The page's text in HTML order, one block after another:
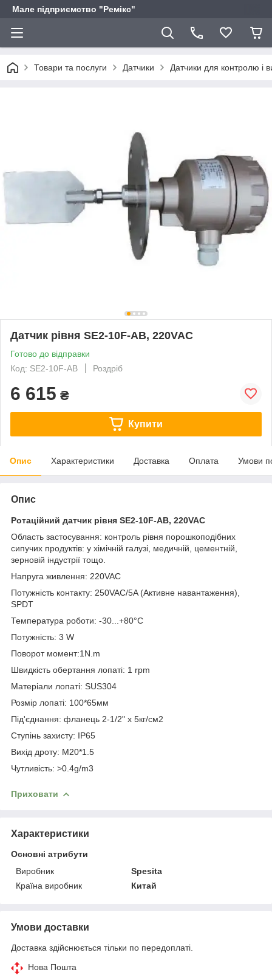
Мале підприємство "Ремікс"
Товари та послуги Датчики Датчики для контролю і
Датчик рівня SE2-10F-АВ, 220VAC
Готово до відправки
Код: SE2-10F-AВ
Роздріб
6 615 ₴
Купити
Опис Характеристики Доставка Оплата Умови
Опис
Ротаційний датчик рівня SE2-10F-АВ, 220VAC
Область застосування: контроль рівня порошкоподібних
сипучих продуктів: у хімічній галузі, медичній, цементній,
зерновій індустрії тощо.
Напруга живлення: 220VAC
Потужність контакту: 250VAC/5A (Активне навантаження),
SPDT
Температура роботи: -30...+80°С
Потужність: 3 W
Поворот момент:1N.m
Швидкість обертання лопаті: 1 rpm
Матеріали лопаті: SUS304
Розмір лопаті: 100*65мм
Під'єднання: фланець 2-1/2" х 5кг/см2
Ступінь захисту: IP65
Вихід дроту: М20*1.5
Чутливість: >0.4g/m3
Приховати
Характеристики
Основні атрибути
Виробник
Spesita
Країна виробник
Китай
Умови доставки
Доставка здійснюється тільки по передоплаті.
Нова Пошта